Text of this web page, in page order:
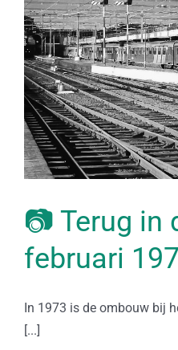
📷 Terug in
februari
In 1973 is de ombouw bij
[...]